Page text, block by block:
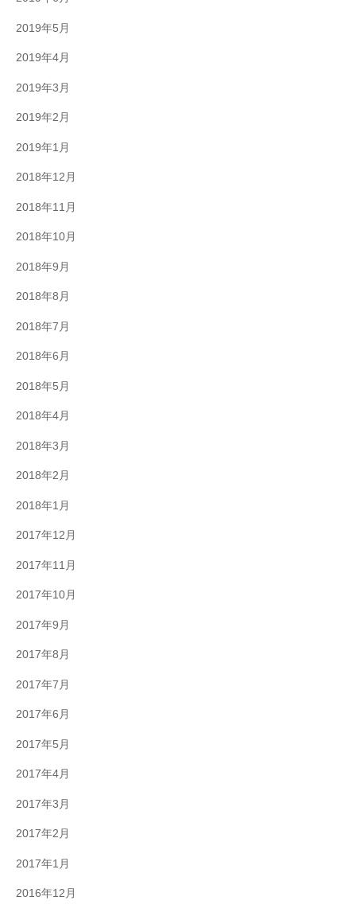
2019年5月
2019年4月
2019年3月
2019年2月
2019年1月
2018年12月
2018年11月
2018年10月
2018年9月
2018年8月
2018年7月
2018年6月
2018年5月
2018年4月
2018年3月
2018年2月
2018年1月
2017年12月
2017年11月
2017年10月
2017年9月
2017年8月
2017年7月
2017年6月
2017年5月
2017年4月
2017年3月
2017年2月
2017年1月
2016年12月